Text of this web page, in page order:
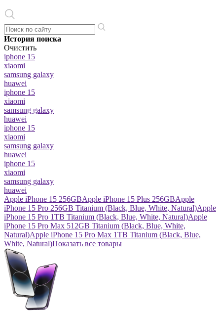
История поиска
Очистить
iphone 15
xiaomi
samsung galaxy
huawei
iphone 15
xiaomi
samsung galaxy
huawei
iphone 15
xiaomi
samsung galaxy
huawei
iphone 15
xiaomi
samsung galaxy
huawei
Apple iPhone 15 256GBApple iPhone 15 Plus 256GBApple
iPhone 15 Pro 256GB Titanium (Black, Blue, White, Natural)Apple
iPhone 15 Pro 1TB Titanium (Black, Blue, White, Natural)Apple
iPhone 15 Pro Max 512GB Titanium (Black, Blue, White,
Natural)Apple iPhone 15 Pro Max 1TB Titanium (Black, Blue,
White, Natural)Показать все товары